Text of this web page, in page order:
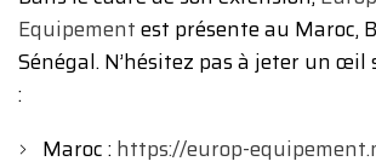
Equipementest présente au Maroc,
Sénégal. N’hésitez pas à jeter un œil
:
Maroc :https://europ-